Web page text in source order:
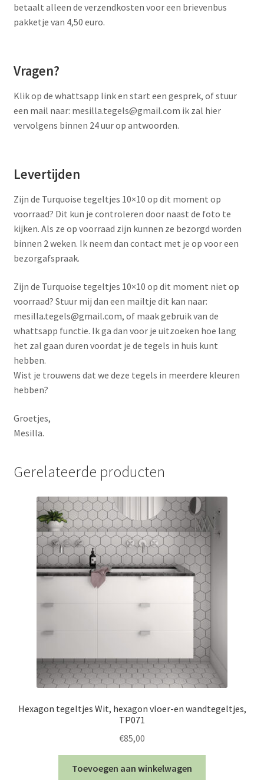
betaalt alleen de verzendkosten voor een brievenbus
pakketje van 4,50 euro.
Vragen?
Klik op de whattsapp link en start een gesprek, of stuur
een mail naar: mesilla.tegels@gmail.com ik zal hier
vervolgens binnen 24 uur op antwoorden.
Levertijden
Zijn de Turquoise tegeltjes 10×10 op dit moment op
voorraad? Dit kun je controleren door naast de foto te
kijken. Als ze op voorraad zijn kunnen ze bezorgd worden
binnen 2 weken. Ik neem dan contact met je op voor een
bezorgafspraak.
Zijn de Turquoise tegeltjes 10×10 op dit moment niet op
voorraad? Stuur mij dan een mailtje dit kan naar:
mesilla.tegels@gmail.com, of maak gebruik van de
whattsapp functie. Ik ga dan voor je uitzoeken hoe lang
het zal gaan duren voordat je de tegels in huis kunt
hebben.
Wist je trouwens dat we deze tegels in meerdere kleuren
hebben?
Groetjes,
Mesilla.
Gerelateerde producten
Hexagon tegeltjes Wit, hexagon vloer-en wandtegeltjes,
TP071
€85,00
Toevoegen aan winkelwagen